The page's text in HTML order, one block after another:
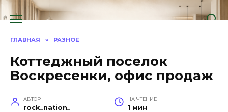
Перейти
к
ГЛАВНАЯ » РАЗНОЕ
Коттеджный поселок
Воскресенки, офис продаж
АВТОР
rock_nation_
НА ЧТЕНИЕ
1 мин